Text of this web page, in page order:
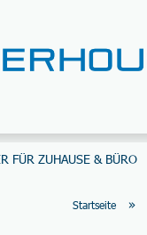
FÜR ZUHAUSE & BÜRO
Startseite »